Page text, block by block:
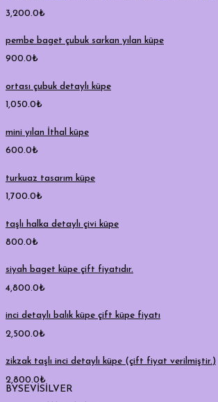
3,200.0₺
pembe baget çubuk sarkan yılan küpe
900.0₺
ortası çubuk detaylı küpe
1,050.0₺
mini yılan İthal küpe
600.0₺
turkuaz tasarım küpe
1,700.0₺
taşlı halka detaylı çivi küpe
800.0₺
siyah baget küpe çift fiyatıdır.
4,800.0₺
inci detaylı balık küpe çift küpe fiyatı
2,500.0₺
zikzak taşlı inci detaylı küpe (çift fiyat verilmiştir.)
2,800.0₺
BYSEVİSİLVER